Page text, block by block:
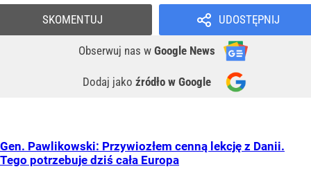
UDOSTĘPNIJ
Obserwuj nas w Google News
Dodaj jako źródło w Google
SKOMENTUJ
Gen. Pawlikowski: Przywiozłem cenną lekcję z Danii.
Tego potrzebuje dziś cała Europa